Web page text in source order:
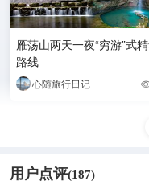
雁荡山两天一夜“穷游”式
路线
心随旅行日记
用户点评(187)